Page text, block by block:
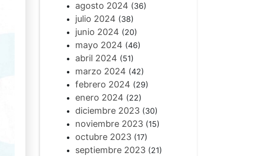
agosto 2024 (36)
julio 2024 (38)
junio 2024 (20)
mayo 2024 (46)
abril 2024 (51)
marzo 2024 (42)
febrero 2024 (29)
enero 2024 (22)
diciembre 2023(30)
noviembre 2023(15)
octubre 2023(17)
septiembre 2023(21)